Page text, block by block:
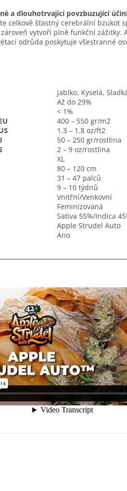
a dlouhotrvající povzbuzující
celkově šťastný cerebrální bzukot
vytvoří plně funkční zážitky.
odrůda poskytuje všestranné
Jablko, Kyselá,
Až do 29%
< 1%
400 – 550 gr/m2
1.3 – 1.8 oz/ft2
50 – 250 gr/rostlina
2 – 9 oz/rostlina
XL
80 – 120 cm
31 – 47 palců
9 – 10 týdnů
Vnitřní/Venkovní
Feminizovaná
Sativa 55%/Indica
Apple Strudel Auto
Ano